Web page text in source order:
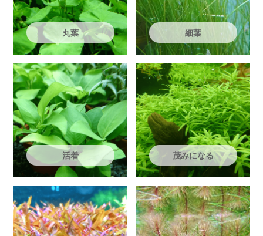
丸葉 細葉
活着 茂みになる